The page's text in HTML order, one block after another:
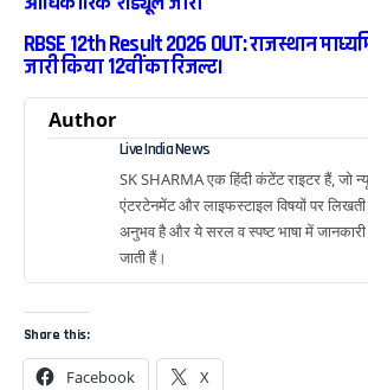
RBSE 12th Result 2026 OUT: राजस्थान
जारी किया 12वीं का रिजल्ट।
Author
Live India News
SK SHARMA एक हिंदी कंटेंट राइटर हैं, जो
एंटरटेनमेंट और लाइफस्टाइल विषयों पर लिखती
अनुभव है और ये सरल व स्पष्ट भाषा में
जाती हैं।
Share this:
Facebook X